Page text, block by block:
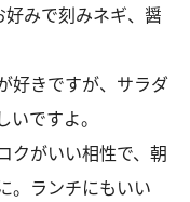
みで刻みネギ、醤
好きですが、サラダ
ですよ。
クがいい相性で、朝
。ランチにもいい